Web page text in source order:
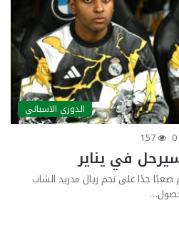
الدوري الاسباني
0
157
في يناير
جدًا على نجم ريال مدريد الشاب